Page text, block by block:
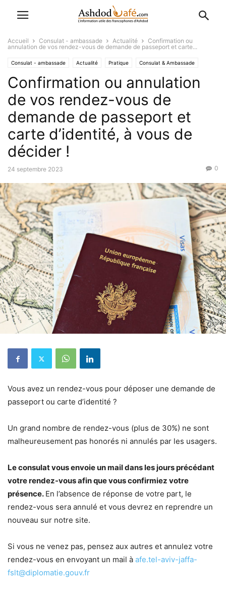
Accueil Consulat - ambassade Actualité
Confirmation ou
annulation de vos rendez-vous de demande de passeport et carte...
Consulat - ambassade Actualité Pratique Consulat & Ambassade
Alya L'Actu Economique-Juridique-Fiscal
Confirmation ou annulation
de vos rendez-vous de
demande de passeport et
carte d’identité, à vous de
décider !
24 septembre 2023 0
Vous avez un rendez-vous pour déposer une demande de
passeport ou carte d’identité ?
Un grand nombre de rendez-vous (plus de 30%) ne sont
malheureusement pas honorés ni annulés par les usagers.
Le consulat vous envoie un mail dans les jours précédant
votre rendez-vous afin que vous confirmiez votre
présence. En l’absence de réponse de votre part, le
rendez-vous sera annulé et vous devrez en reprendre un
nouveau sur notre site.
Si vous ne venez pas, pensez aux autres et annulez votre
rendez-vous en envoyant un mail à afe.tel-aviv-jaffa-
fslt@diplomatie.gouv.fr